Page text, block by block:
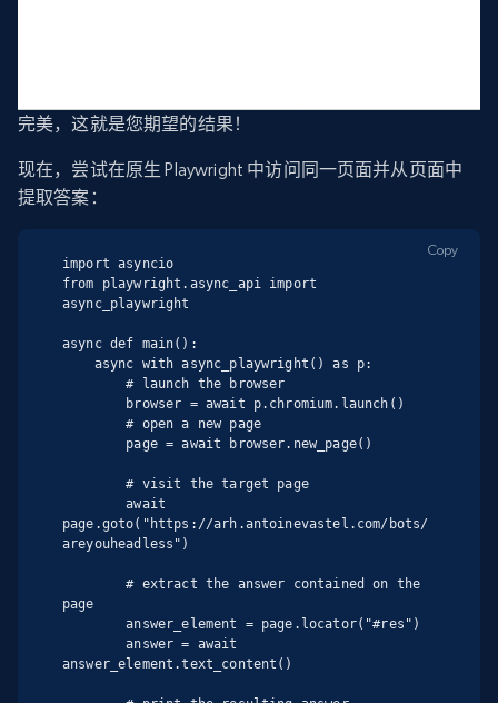
完美，这就是您期望的结果！
现在，尝试在原生 Playwright 中访问同一页面并从页面中
提取答案：
import asyncio
from playwright.async_api import
async_playwright
async def main():
        # launch the browser
        # open a new page
        # visit the target page
        await
page.goto("https://arh.antoinevastel.com/bots/
areyouheadless")
        # extract the answer contained on the
page
        answer_element = page.locator("#res")
        answer = await
answer_element.text_content()
Copy